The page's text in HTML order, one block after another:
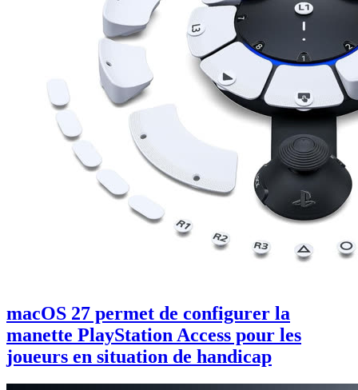
macOS 27 permet de configurer la
manette PlayStation Access pour les
joueurs en situation de handicap